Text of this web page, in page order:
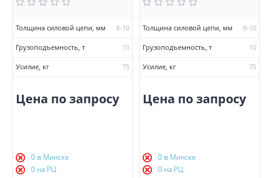
Толщина силовой цепи, мм 8-10
Грузоподъемность, т 10
Усилие, кг 75
Цена по запросу
0 в Минске
0 на РЦ
Толщина силовой цепи, мм 8-10
Грузоподъемность, т 10
Усилие, кг 75
Цена по запросу
0 в Минске
0 на РЦ